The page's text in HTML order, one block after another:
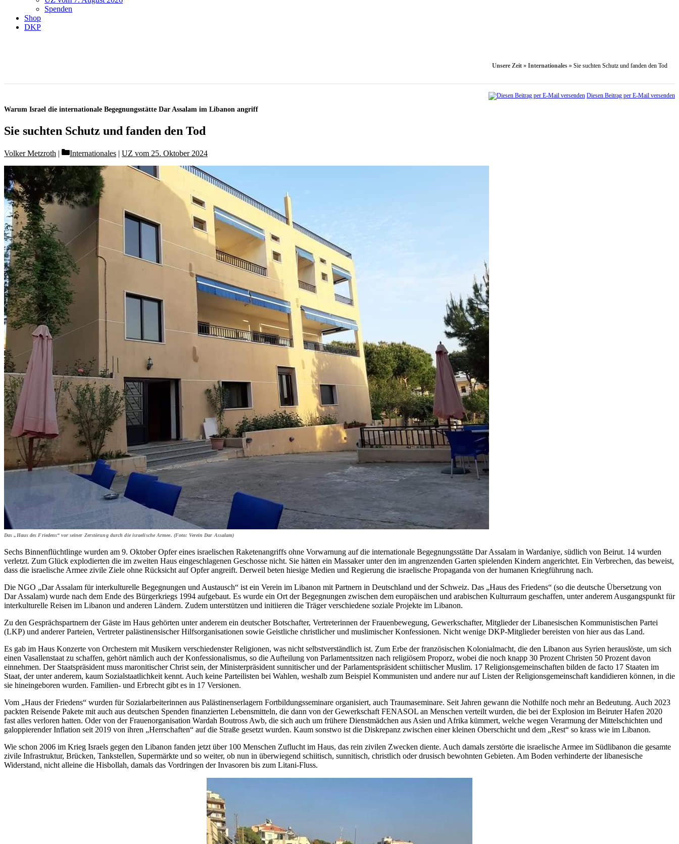
Spenden
Shop
DKP
Unsere Zeit » Internationales » Sie suchten Schutz und fanden den Tod
Diesen Beitrag per E-Mail versenden
Warum Israel die internationale Begegnungsstätte Dar Assalam im Libanon angriff
Sie suchten Schutz und fanden den Tod
Volker Metzroth Categories
Internationales | UZ vom 25. Oktober 2024
Das „Haus des Friedens“ vor seiner Zerstörung durch die israelische Armee. (Foto: Verein Dar Assalam)
Sechs Binnenflüchtlinge wurden am 9. Oktober Opfer eines israelischen Raketenangriffs ohne Vorwarnung auf die internationale Begegnungsstätte Dar Assalam in Wardaniye, südlich von Beirut. 14 wurden
verletzt. Zum Glück explodierten die im zweiten Haus eingeschlagenen Geschosse nicht. Sie hätten ein Massaker unter den im angrenzenden Garten spielenden Kindern angerichtet. Ein Verbrechen, das beweist,
dass die israelische Armee zivile Ziele ohne Rücksicht auf Opfer angreift. Derweil beten hiesige Medien und Regierung die israelische Propaganda von der humanen Kriegführung nach.
Die NGO „Dar Assalam für interkulturelle Begegnungen und Austausch“ ist ein Verein im Libanon mit Partnern in Deutschland und der Schweiz. Das „Haus des Friedens“ (so die deutsche Übersetzung von
Dar Assalam) wurde nach dem Ende des Bürgerkriegs 1994 aufgebaut. Es wurde ein Ort der Begegnungen zwischen dem europäischen und arabischen Kulturraum geschaffen, unter anderem Ausgangspunkt für
interkulturelle Reisen im Libanon und anderen Ländern. Zudem unterstützen und initiieren die Träger verschiedene soziale Projekte im Libanon.
Zu den Gesprächspartnern der Gäste im Haus gehörten unter anderem ein deutscher Botschafter, Vertreterinnen der Frauenbewegung, Gewerkschafter, Mitglieder der Libanesischen Kommunistischen Partei
(LKP) und anderer Parteien, Vertreter palästinensischer Hilfsorganisationen sowie Geistliche christlicher und muslimischer Konfessionen. Nicht wenige DKP-Mitglieder bereisten von hier aus das Land.
Es gab im Haus Konzerte von Orchestern mit Musikern verschiedenster Religionen, was nicht selbstverständlich ist. Zum Erbe der französischen Kolonialmacht, die den Libanon aus Syrien herauslöste, um sich
einen Vasallenstaat zu schaffen, gehört nämlich auch der Konfessionalismus, so die Aufteilung von Parlamentssitzen nach religiösem Proporz, wobei die noch knapp 30 Prozent Christen 50 Prozent davon
einnehmen. Der Staatspräsident muss maronitischer Christ sein, der Ministerpräsident sunnitischer und der Parlamentspräsident schiitischer Muslim. 17 Religionsgemeinschaften bilden de facto 17 Staaten im
Staat, der unter anderem, kaum Sozialstaatlichkeit kennt. Auch keine Parteilisten bei Wahlen, weshalb zum Beispiel Kommunisten und andere nur auf Listen der Religionsgemeinschaft kandidieren können, in die
sie hineingeboren wurden. Familien- und Erbrecht gibt es in 17 Versionen.
Vom „Haus der Friedens“ wurden für Sozialarbeiterinnen aus Palästinenserlagern Fortbildungsseminare organisiert, auch Traumaseminare. Seit Jahren gewann die Nothilfe noch mehr an Bedeutung. Auch 2023
packten Reisende Pakete mit auch aus deutschen Spenden finanzierten Lebensmitteln, die dann von der Gewerkschaft FENASOL an Menschen verteilt wurden, die bei der Explosion im Beiruter Hafen 2020
fast alles verloren hatten. Oder von der Frauenorganisation Wardah Boutross Awb, die sich auch um frühere Dienstmädchen aus Asien und Afrika kümmert, welche wegen Verarmung der Mittelschichten und
galoppierender Inflation seit 2019 von ihren „Herrschaften“ auf die Straße gesetzt wurden. Kaum sonstwo ist die Diskrepanz zwischen einer kleinen Oberschicht und dem „Rest“ so krass wie im Libanon.
Wie schon 2006 im Krieg Israels gegen den Libanon fanden jetzt über 100 Menschen Zuflucht im Haus, das rein zivilen Zwecken diente. Auch damals zerstörte die israelische Armee im Südlibanon die gesamte
zivile Infrastruktur, Brücken, Tankstellen, Supermärkte und so weiter, ob nun in überwiegend schiitisch, sunnitisch, christlich oder drusisch bewohnten Gebieten. Am Boden verhinderte der libanesische
Widerstand, nicht alleine die Hisbollah, damals das Vordringen der Invasoren bis zum Litani-Fluss.